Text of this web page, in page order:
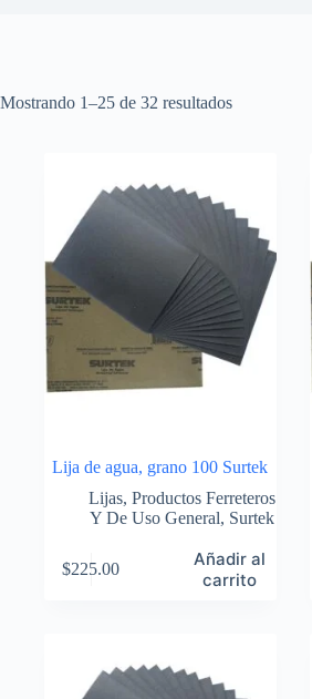
Mostrando 1–25 de 32 resultados
Lija de agua, grano 100 Surtek
Lijas,Productos Ferreteros
Y De Uso General, Surtek
$225.00
Añadir al
carrito